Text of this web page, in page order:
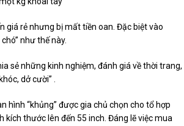
rẻ nhưng bị mất tiền oan. Đặc biệt vào
như thế này.
sẻ những kinh nghiệm, đánh giá về thời trang,
dở cười” .
hình “khủng” được gia chủ chọn cho tổ hợp
thước lên đến 55 inch. Đáng lẽ việc mua